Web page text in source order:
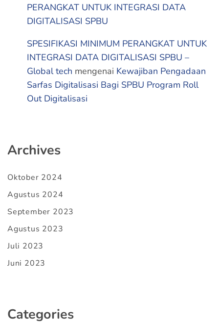
PERANGKAT UNTUK INTEGRASI DATA
DIGITALISASI SPBU
SPESIFIKASI MINIMUM PERANGKAT UNTUK
INTEGRASI DATA DIGITALISASI SPBU –
Global tech mengenai Kewajiban Pengadaan
Sarfas Digitalisasi Bagi SPBU Program Roll
Out Digitalisasi
Archives
Oktober 2024
Agustus 2024
September 2023
Agustus 2023
Juli 2023
Juni 2023
Categories